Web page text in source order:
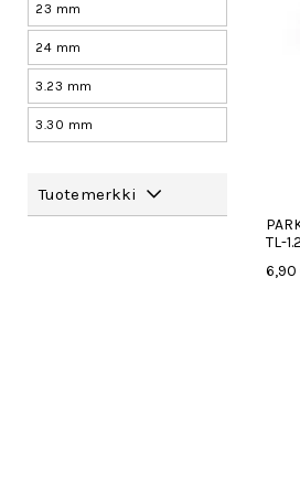
23 mm
24 mm
3.23 mm
3.30 mm
Tuotemerkki
TL-
6,90